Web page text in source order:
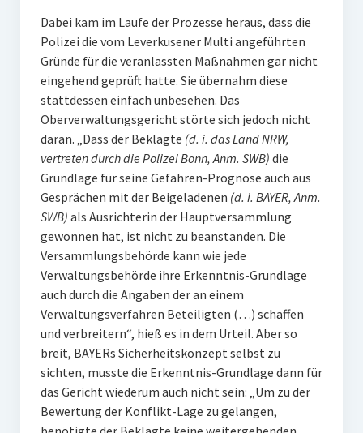
Dabei kam im Laufe der Prozesse heraus, dass die
Polizei die vom Leverkusener Multi angeführten
Gründe für die veranlassten Maßnahmen gar nicht
eingehend geprüft hatte. Sie übernahm diese
stattdessen einfach unbesehen. Das
Oberverwaltungsgericht störte sich jedoch nicht
daran. „Dass der Beklagte (d. i. das Land NRW,
vertreten durch die Polizei Bonn, Anm. SWB) die
Grundlage für seine Gefahren-Prognose auch aus
Gesprächen mit der Beigeladenen (d. i. BAYER, Anm.
SWB) als Ausrichterin der Hauptversammlung
gewonnen hat, ist nicht zu beanstanden. Die
Versammlungsbehörde kann wie jede
Verwaltungsbehörde ihre Erkenntnis-Grundlage
auch durch die Angaben der an einem
Verwaltungsverfahren Beteiligten (…) schaffen
und verbreitern“, hieß es in dem Urteil. Aber so
breit, BAYERs Sicherheitskonzept selbst zu
sichten, musste die Erkenntnis-Grundlage dann für
das Gericht wiederum auch nicht sein: „Um zu der
Bewertung der Konflikt-Lage zu gelangen,